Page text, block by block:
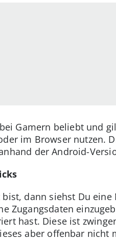
Gamern beliebt und
im Browser nutzen.
der Android-
dann siehst Du
hast. Diese ist
aber offenbar nicht